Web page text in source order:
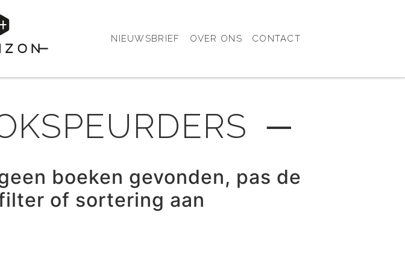
NIEUWSBRIEF OVER ONS CONTACT
─
boeken gevonden, pas de
of sortering aan